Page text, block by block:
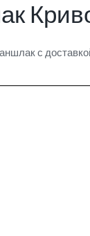
с